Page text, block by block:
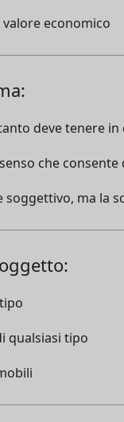
economico
deve tenere
che
soggettivo, ma la
qualsiasi tipo